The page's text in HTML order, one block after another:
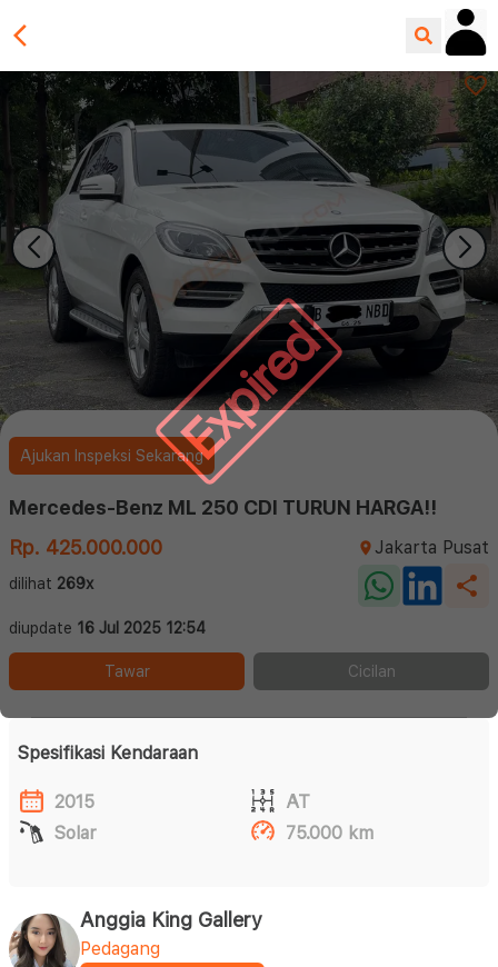
Expired
Ajukan Inspeksi Sekarang
Mercedes-Benz ML 250 CDI TURUN HARGA!!
Rp. 425.000.000
Jakarta Pusat
dilihat 269x
diupdate 16 Jul 2025 12:54
Tawar Cicilan
Spesifikasi Kendaraan
2015
AT
Solar
75.000 km
Anggia King Gallery
Pedagang